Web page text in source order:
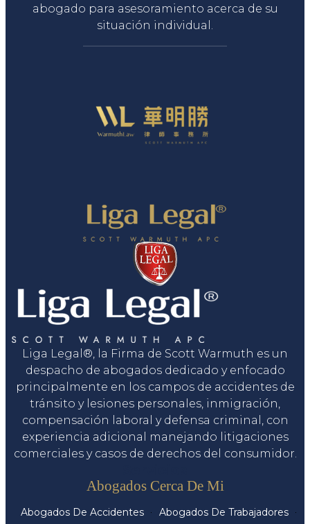
abogado para asesoramiento acerca de su
situación individual.
Liga Legal®, la Firma de Scott Warmuth es un
despacho de abogados dedicado y enfocado
principalmente en los campos de accidentes de
tránsito y lesiones personales, inmigración,
compensación laboral y defensa criminal, con
experiencia adicional manejando litigaciones
comerciales y casos de derechos del consumidor.
Abogados Cerca De Mi
Abogados De Accidentes Abogados De Trabajadores